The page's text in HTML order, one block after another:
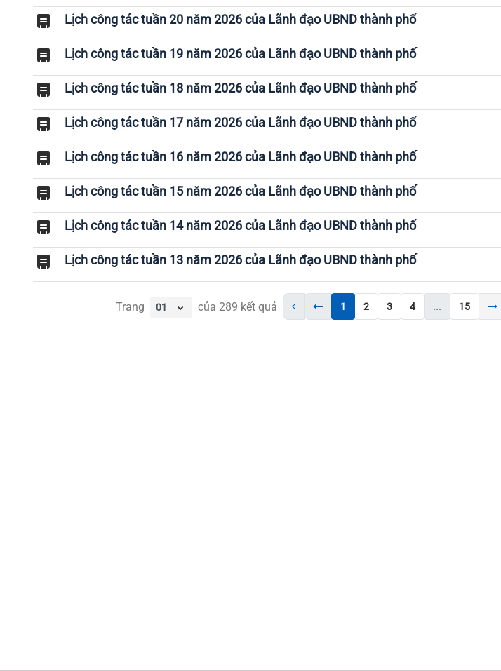
Lịch công tác tuần 20 năm 2026 của Lãnh đạo UBND thành phố
Lịch công tác tuần 19 năm 2026 của Lãnh đạo UBND thành phố
Lịch công tác tuần 18 năm 2026 của Lãnh đạo UBND thành phố
Lịch công tác tuần 17 năm 2026 của Lãnh đạo UBND thành phố
Lịch công tác tuần 16 năm 2026 của Lãnh đạo UBND thành phố
Lịch công tác tuần 15 năm 2026 của Lãnh đạo UBND thành phố
Lịch công tác tuần 14 năm 2026 của Lãnh đạo UBND thành phố
Lịch công tác tuần 13 năm 2026 của Lãnh đạo UBND thành phố
Trang của 289 kết quả 1 2 3 4 ... 15